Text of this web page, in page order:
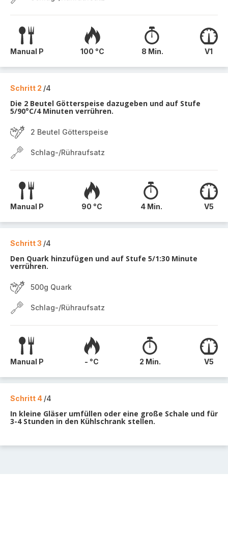
Manual P 100 °C 8 Min. V1
Schritt 2 /4
Die 2 Beutel Götterspeise dazugeben und auf Stufe
5/90°C/4 Minuten verrühren.
2 Beutel Götterspeise
Schlag-/Rühraufsatz
Manual P 90 °C 4 Min. V5
Schritt 3 /4
Den Quark hinzufügen und auf Stufe 5/1:30 Minute
verrühren.
500g Quark
Schlag-/Rühraufsatz
Manual P - °C 2 Min. V5
Schritt 4 /4
In kleine Gläser umfüllen oder eine große Schale und für
3-4 Stunden in den Kühlschrank stellen.